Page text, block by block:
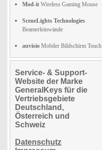
Mod-it Wireless Gaming Mouse
SceneLights Technologies
Beamerleinwände
auvisio Mobiler Bildschirm Touch
Service- & Support-
Website der Marke
GeneralKeys für die
Vertriebsgebiete
Deutschland,
Österreich und
Schweiz
Datenschutz